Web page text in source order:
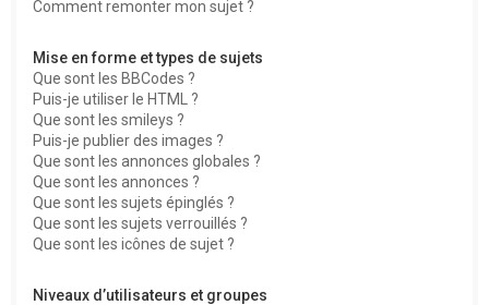
Comment remonter mon sujet ?
Mise en forme et types de sujets
Que sont les BBCodes ?
Puis-je utiliser le HTML ?
Que sont les smileys ?
Puis-je publier des images ?
Que sont les annonces globales ?
Que sont les annonces ?
Que sont les sujets épinglés ?
Que sont les sujets verrouillés ?
Que sont les icônes de sujet ?
Niveaux d’utilisateurs et groupes